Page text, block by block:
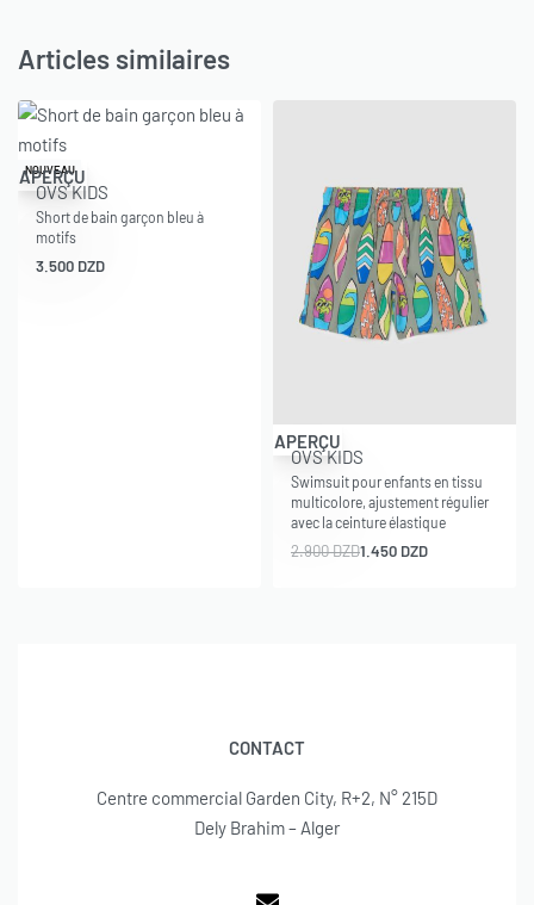
Articles similaires
NOUVEAU
APERÇU
OVS KIDS
Short de bain garçon bleu à
motifs
3.500 DZD
-50% OFF
APERÇU
OVS KIDS
Swimsuit pour enfants en tissu
multicolore, ajustement régulier
avec la ceinture élastique
2.900DZD1.450 DZD
CONTACT
Centre commercial Garden City, R+2, N° 215D
Dely Brahim – Alger